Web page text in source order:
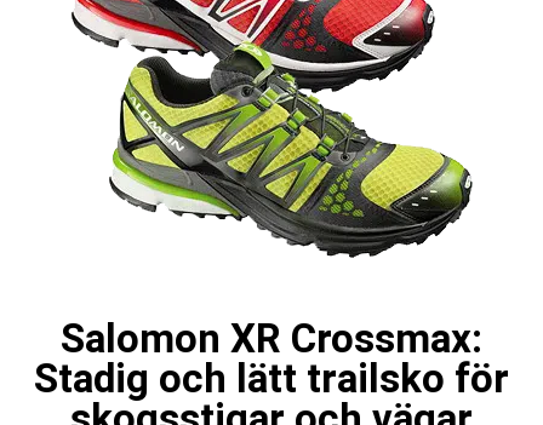
Salomon XR Crossmax:
Stadig och lätt trailsko för